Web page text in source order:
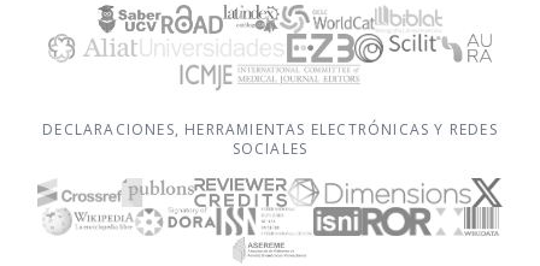
DECLARACIONES, HERRAMIENTAS ELECTRÓNICAS Y REDES
SOCIALES